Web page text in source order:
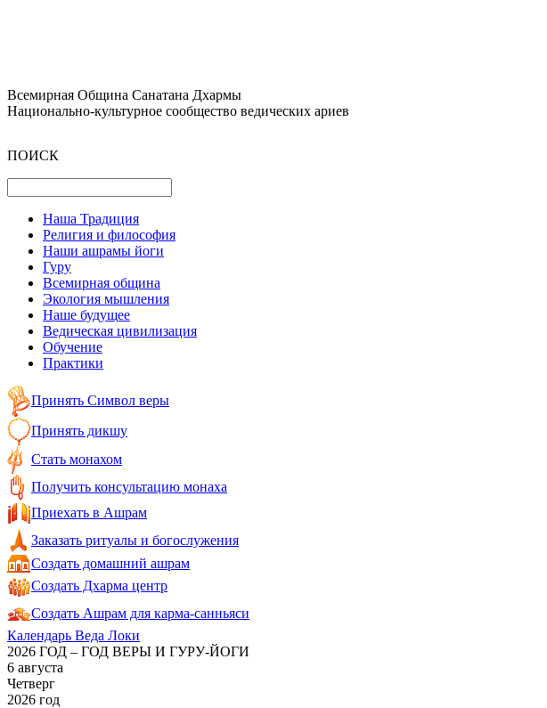
Всемирная Община Санатана Дхармы
Национально-культурное сообщество ведических ариев
ПОИСК
Наша Традиция
Религия и философия
Наши ашрамы йоги
Гуру
Всемирная община
Экология мышления
Наше будущее
Ведическая цивилизация
Обучение
Практики
Принять Символ веры
Принять дикшу
Стать монахом
Получить консультацию монаха
Приехать в Ашрам
Заказать ритуалы и богослужения
Создать домашний ашрам
Создать Дхарма центр
Создать Ашрам для карма-санньяси
Календарь Веда Локи
2026 ГОД – ГОД ВЕРЫ И ГУРУ-ЙОГИ
6 августа
Четверг
2026 год